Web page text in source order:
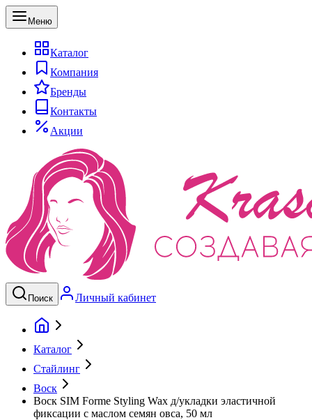
Меню
Каталог
Компания
Бренды
Контакты
Акции
Поиск Личный кабинет
Каталог
Стайлинг
Воск
Воск SIM Forme Styling Wax д/укладки эластичной
фиксации с маслом семян овса, 50 мл